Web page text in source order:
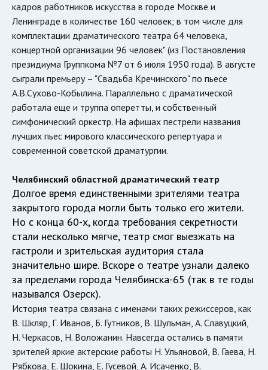
кадров работников искусства в городе Москве и
Ленинграде в количестве 160 человек; в том числе для
комплектации драматического театра 64 человека,
концертной организации 96 человек" (из Постановления
президиума Группкома №7 от 6 июля 1950 года). В августе
сыграли премьеру – "Свадьба Кречинского" по пьесе
А.В.Сухово-Кобылина. Параллельно с драматической
работала еще и труппа оперетты, и собственный
симфонический оркестр. На афишах пестрели названия
лучших пьес мирового классического репертуара и
современной советской драматургии.
Челябинский областной драматический театр
Долгое время единственными зрителями театра
закрытого города могли быть только его жители.
Но с конца 60-х, когда требования секретности
стали несколько мягче, театр смог выезжать на
гастроли и зрительская аудитория стала
значительно шире. Вскоре о театре узнали далеко
за пределами города Челябинска-65 (так в те годы
назывался Озерск).
История театра связана с именами таких режиссеров, как
В. Шкляр, Г. Иванов, Б. Гутников, В. Шульман, А. Славуцкий,
Н. Черкасов, Н. Воложанин. Навсегда остались в памяти
зрителей яркие актерские работы Н. Ульяновой, В. Гаева, Н.
Рябкова, Е. Шокина, Е. Гусевой, А. Исаченко, В.